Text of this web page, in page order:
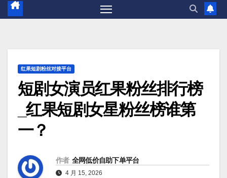
红果短剧粉丝对接平台
短剧女演员红果粉丝排行榜
_红果短剧女星粉丝榜谁第
一？
作者 全网低价自助下单平台
4 月 15, 2026